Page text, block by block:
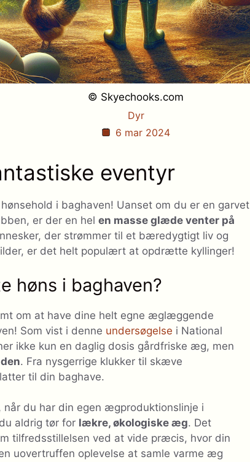
© Skyechooks.com
Dyr
6 mar 2024
eventyr
i baghaven! Uanset om du er en garvet
er der en hel en masse glæde venter på
der strømmer til et bæredygtigt liv og
er det helt populært at opdrætte kyllinger!
i baghaven?
om at have dine helt egne æglæggende
Som vist i denne undersøgelse i National
ikke kun en daglig dosis gårdfriske æg, men
. Fra nysgerrige klukker til skæve
til din baghave.
du har din egen ægproduktionslinje i
aldrig tør for lækre, økologiske æg. Det
tilfredsstillelsen ved at vide præcis, hvor din
uovertruffen oplevelse at samle varme æg